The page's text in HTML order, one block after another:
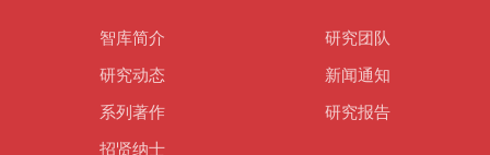
智库简介
研究团队
研究动态
新闻通知
系列著作
研究报告
招贤纳士